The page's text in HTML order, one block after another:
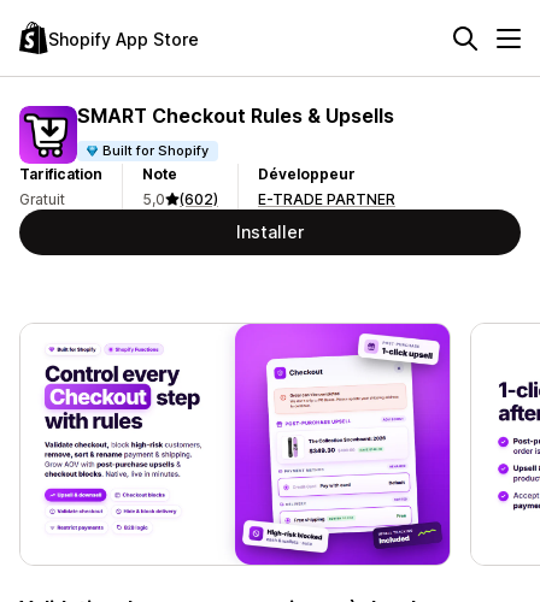
Shopify App Store
SMART Checkout Rules & Upsells
Built for Shopify
Tarification
Gratuit
Note
5,0
(602)
Développeur
E-TRADE PARTNER
Installer